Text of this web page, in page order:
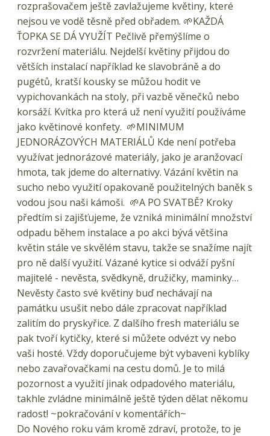
Do Nového roku vám kromě zdraví, protože, to je